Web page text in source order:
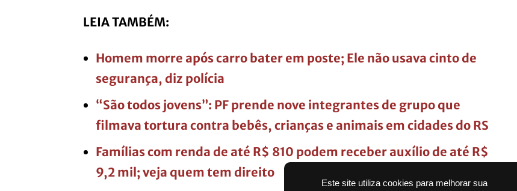
Este site utiliza cookies para melhorar sua
LEIA TAMBÉM:
Homem morre após carro bater em poste; Ele não usava cinto de
segurança, diz polícia
“São todos jovens”: PF prende nove integrantes de grupo que
filmava tortura contra bebês, crianças e animais em cidades do RS
Famílias com renda de até R$ 810 podem receber auxílio de até R$
9,2 mil; veja quem tem direito